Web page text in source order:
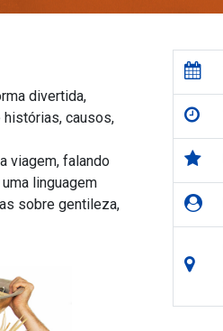
divertida,
histórias, causos,
viagem, falando
linguagem
sobre gentileza,